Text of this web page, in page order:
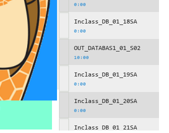
0:00
Inclass_DB_01_18SA
0:00
OUT_DATABAS1_01_S02
10:00
Inclass_DB_01_19SA
0:00
Inclass_DB_01_20SA
0:00
Inclass_DB_01_21SA